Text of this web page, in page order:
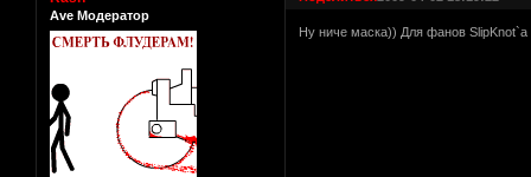
Ave Модератор
Ну ниче маска)) Для фанов SlipKnot`a